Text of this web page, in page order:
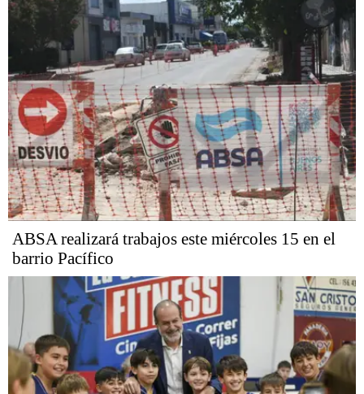
ABSA realizará trabajos este miércoles 15 en el
barrio Pacífico